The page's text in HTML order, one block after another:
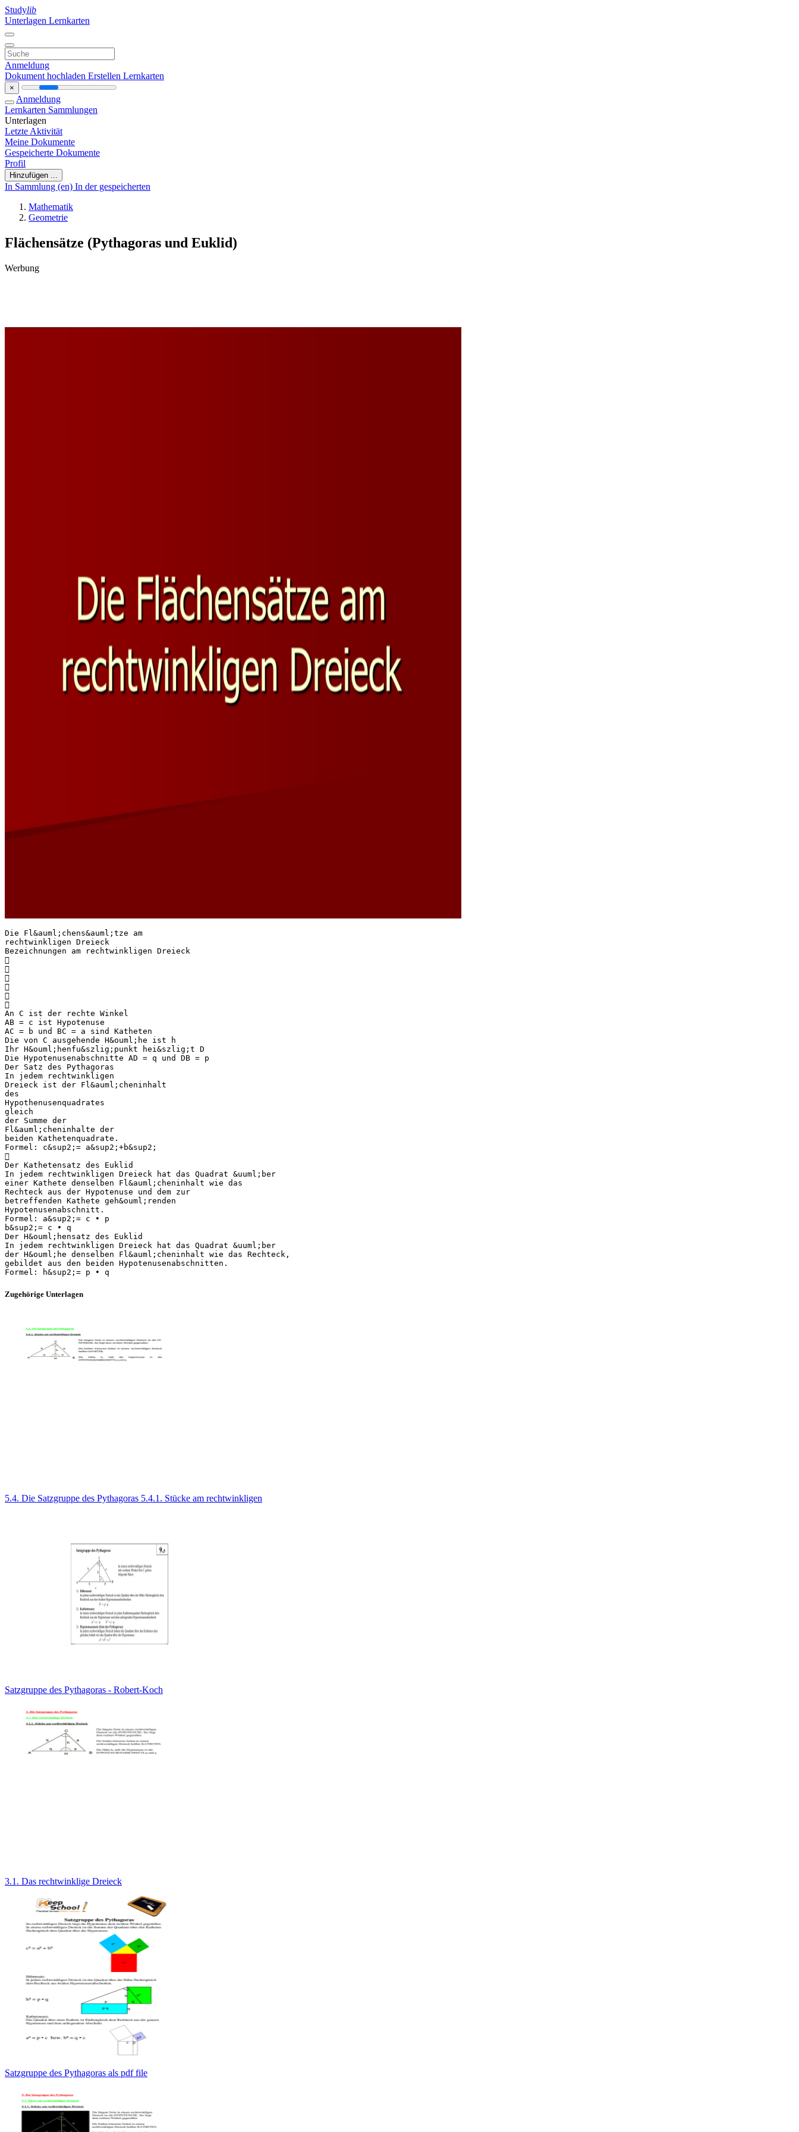
Studylib
Unterlagen Lernkarten
Anmeldung
Dokument hochladen Erstellen Lernkarten
×
Anmeldung
Lernkarten Sammlungen
Unterlagen
Letzte Aktivität
Meine Dokumente
Gespeicherte Dokumente
Profil
Hinzufügen ...
In Sammlung (en) In der gespeicherten
Mathematik
Geometrie
Flächensätze (Pythagoras und Euklid)
Werbung
Die Fl&auml;chens&auml;tze am
rechtwinkligen Dreieck
Bezeichnungen am rechtwinkligen Dreieck






An C ist der rechte Winkel
AB = c ist Hypotenuse
AC = b und BC = a sind Katheten
Die von C ausgehende H&ouml;he ist h
Ihr H&ouml;henfu&szlig;punkt hei&szlig;t D
Die Hypotenusenabschnitte AD = q und DB = p
Der Satz des Pythagoras
In jedem rechtwinkligen
Dreieck ist der Fl&auml;cheninhalt
des
Hypothenusenquadrates
gleich
der Summe der
Fl&auml;cheninhalte der
beiden Kathetenquadrate.
Formel: c&sup2;= a&sup2;+b&sup2;

Der Kathetensatz des Euklid
In jedem rechtwinkligen Dreieck hat das Quadrat &uuml;ber
einer Kathete denselben Fl&auml;cheninhalt wie das
Rechteck aus der Hypotenuse und dem zur
betreffenden Kathete geh&ouml;renden
Hypotenusenabschnitt.
Formel: a&sup2;= c • p
b&sup2;= c • q
Der H&ouml;hensatz des Euklid
In jedem rechtwinkligen Dreieck hat das Quadrat &uuml;ber
der H&ouml;he denselben Fl&auml;cheninhalt wie das Rechteck,
gebildet aus den beiden Hypotenusenabschnitten.
Zugehörige Unterlagen
5.4. Die Satzgruppe des Pythagoras 5.4.1. Stücke am rechtwinkligen
Satzgruppe des Pythagoras - Robert-Koch
3.1. Das rechtwinklige Dreieck
Satzgruppe des Pythagoras als pdf file